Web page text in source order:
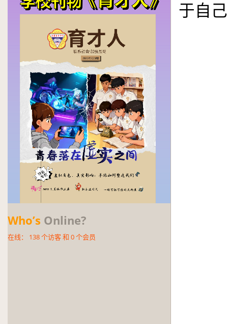
Who’s Online?
在线： 138个访客 和 0个会员
于自